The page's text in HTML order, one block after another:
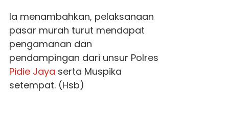
Ia menambahkan, pelaksanaan
pasar murah turut mendapat
pengamanan dan
pendampingan dari unsur Polres
Pidie Jaya serta Muspika
setempat. (Hsb)